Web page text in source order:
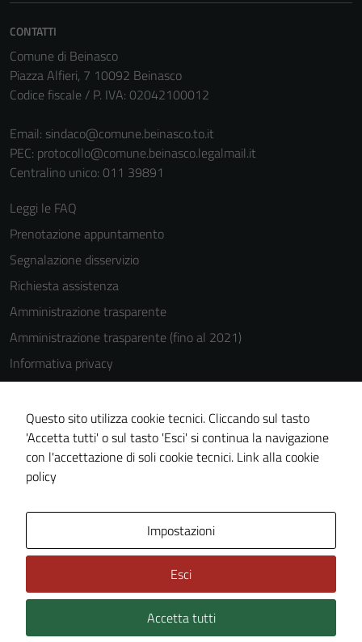
CONTATTI
Comune di Beinasco
Piazza Alfieri, 7 10092 Beinasco
Codice fiscale / P. IVA: 02042100012
Email: sindaco@comune.beinasco.to.it
PEC: protocollo@comune.beinasco.legalmail.it
Centralino unico: 011 39891
Leggi le FAQ
Prenotazione appuntamento
Segnalazione disservizio
Richiesta assistenza
Amministrazione trasparente
Amministrazione trasparente (fino al 2021)
Informativa privacy
Cookie Policy
Note legali
Dichiarazione di accessibilità
Piano di miglioramento del sito
Technical Design s.r.l.
Questo sito utilizza cookie tecnici. Cliccando sul tasto
'Accetta tutti' o sul tasto 'Esci' si continua la navigazione
con l'accettazione di soli cookie tecnici. Link alla cookie
policy
Impostazioni
Esci
Accetta tutti
Questi cookie
sono necessari
informazioni